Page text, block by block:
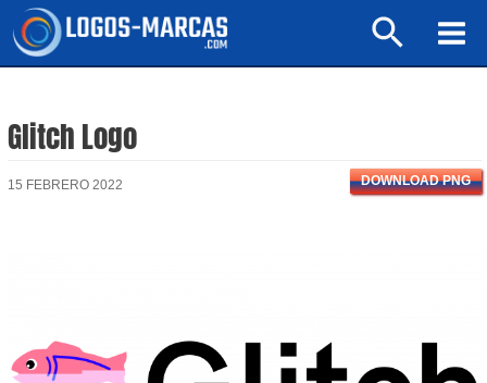
Buscar
Glitch Logo
15 FEBRERO 2022 DOWNLOAD PNG